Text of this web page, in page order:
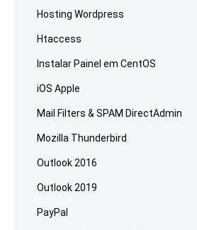
Hosting Wordpress
Htaccess
Instalar Painel em CentOS
iOS Apple
Mail Filters & SPAM DirectAdmin
Mozilla Thunderbird
Outlook 2016
Outlook 2019
PayPal